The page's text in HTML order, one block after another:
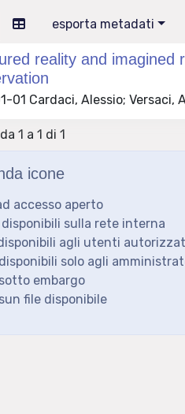
esporta metadati
reality and imagined
01 Cardaci, Alessio; Versaci,
1 a 1 di 1
icone
accesso aperto
sulla rete interna
agli utenti
solo agli
embargo
file disponibile